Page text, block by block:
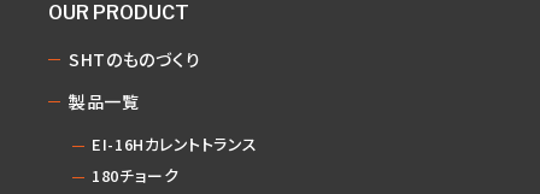
OUR PRODUCT
SHTのものづくり
製品一覧
EI-16Hカレントトランス
180チョーク